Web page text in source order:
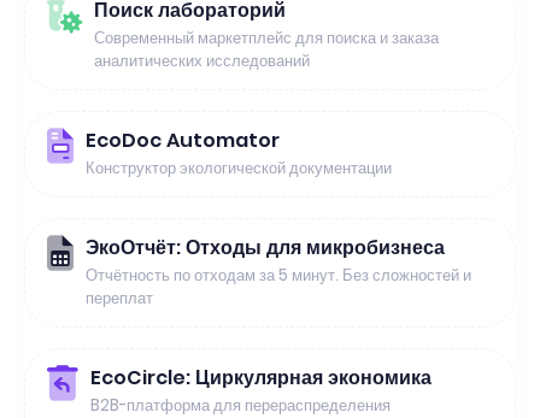
Поиск лабораторий
Современный маркетплейс для поиска и заказа
аналитических исследований
EcoDoc Automator
Конструктор экологической документации
ЭкоОтчёт: Отходы для микробизнеса
Отчётность по отходам за 5 минут. Без сложностей и
переплат
EcoCircle: Циркулярная экономика
B2B-платформа для перераспределения